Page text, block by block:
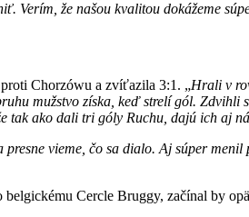
Verím, že našou kvalitou dokážeme
Chorzówu a zvíťazila 3:1. „Hrali v
mužstvo získa, keď strelí gól. Zdvihli
tak ako dali tri góly Ruchu, dajú ich aj
presne vieme, čo sa dialo. Aj súper
Cercle Bruggy, začínal by